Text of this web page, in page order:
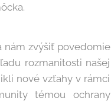
nám zvýšiť povedomie
rozmanitosti našej
nové vzťahy v rámci
témou ochrany